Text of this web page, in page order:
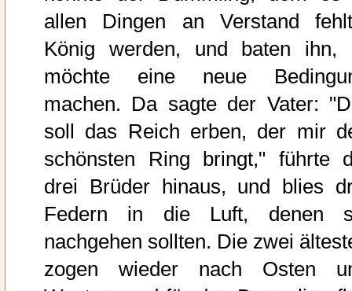
allen Dingen an Verstand
König werden, und baten ihn,
möchte eine neue
machen. Da sagte der Vater:
soll das Reich erben, der mir
schönsten Ring bringt," führte
drei Brüder hinaus, und blies
Federn in die Luft, denen
nachgehen sollten. Die zwei
zogen wieder nach Osten